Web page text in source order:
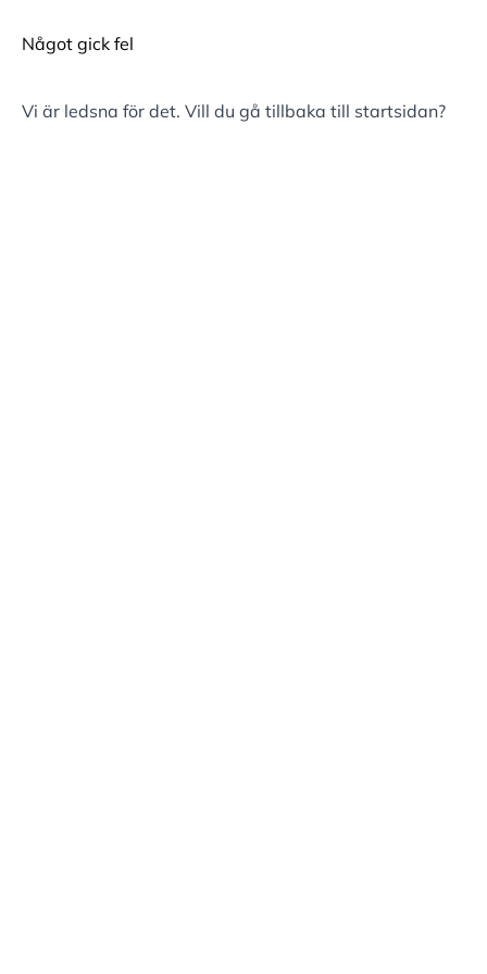
Något gick fel
Vi är ledsna för det. Vill du gå tillbaka till startsidan?